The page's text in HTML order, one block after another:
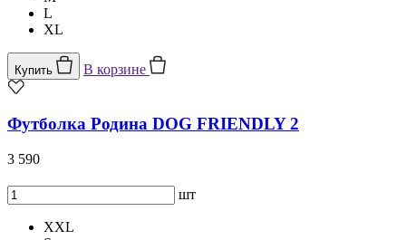
L
XL
Купить В корзине
Футболка Родина DOG FRIENDLY 2
3 590
шт
XXL